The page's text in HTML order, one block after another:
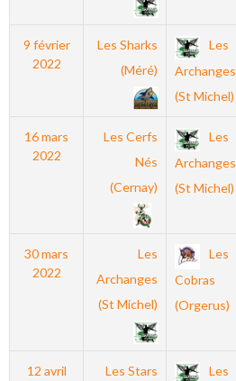
9 février
2022
Les Sharks
(Méré)
Les
Archanges
(St Michel)
16 mars
2022
Les Cerfs
Nés
(Cernay)
Les
Archanges
(St Michel)
30 mars
2022
Les
Archanges
(St Michel)
Les
Cobras
(Orgerus)
12 avril
Les Stars
Les